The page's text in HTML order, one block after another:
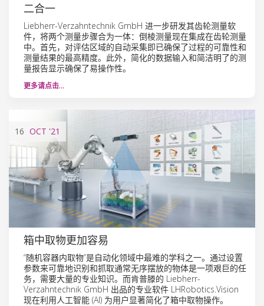
二合一
Liebherr-Verzahntechnik GmbH 进一步研发其齿轮测量软
件，将两个测量步骤合为一体：倒棱测量现在集成在齿轮测量
中。首先，对评估区域的自动采集即已确保了过程的可靠性和
测量结果的最高精度。此外，简化的数据输入和简洁明了的测
量报告显示确保了易操作性。
更多请点击…
16 OCT '21
箱中取物更加容易
“随机容器内取物”是自动化领域中最难的学科之一。通过设置
参数来可靠地识别和抓取通常无序摆放的物体是一项艰巨的任
务，需要大量的专业知识。而肯普滕的 Liebherr-
Verzahntechnik GmbH 出品的专业软件 LHRobotics.Vision
现在利用人工智能 (AI) 为用户显著简化了箱中取物操作。